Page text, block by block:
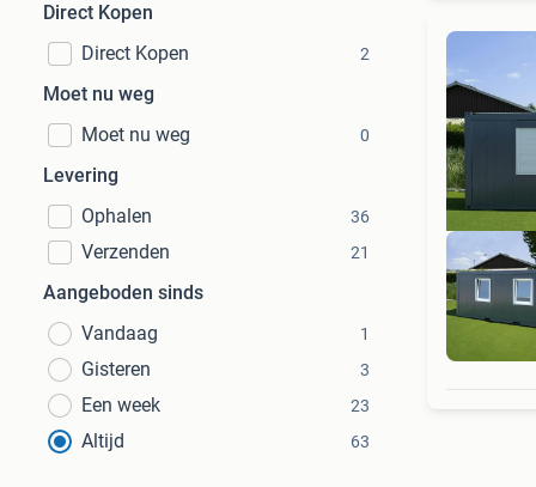
Direct Kopen
Direct Kopen
2
Moet nu weg
Moet nu weg
0
Levering
Ophalen
36
Verzenden 21
Aangeboden sinds
Vandaag
1
Gisteren 3
Een week 23
Altijd 63